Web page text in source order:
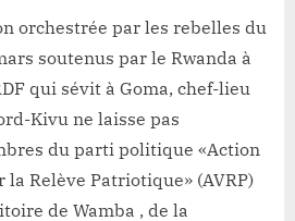
les
patriotes
orchestrée par les rebelles du
soutenus par le Rwanda à
qui sévit à Goma, chef-lieu
Kivu ne laisse pas
du parti politique «Action
Relève Patriotique» (AVRP)
de Wamba , de la